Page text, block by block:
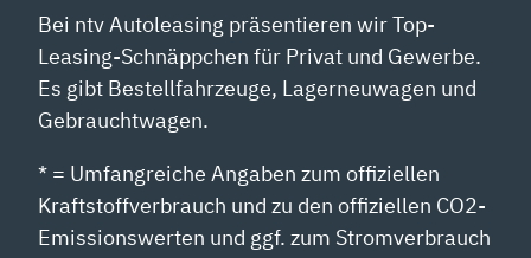
Bei ntv Autoleasing präsentieren wir Top-
Leasing-Schnäppchen für Privat und Gewerbe.
Es gibt Bestellfahrzeuge, Lagerneuwagen und
Gebrauchtwagen.
* = Umfangreiche Angaben zum offiziellen
Kraftstoffverbrauch und zu den offiziellen CO2-
Emissionswerten und ggf. zum Stromverbrauch